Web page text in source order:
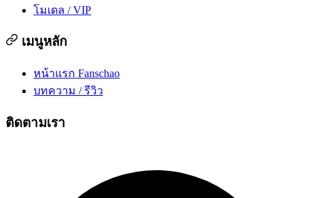
โมเดล / VIP
เมนูหลัก
หน้าแรก Fanschao
บทความ / รีวิว
ติดตามเรา